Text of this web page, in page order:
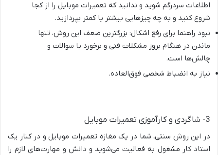
اطلاعات سردرگم شوید و ندانید که تعمیرات موبایل را از کجا
شروع کنید و به چه چیزهایی بیشتر یا کمتر بپردازید.
نبود راهنما برای رفع اشکال: بزرگترین ضعف این روش، تنها
ماندن در هنگام بروز مشکلات فنی و برخورد با سوالات و
چالش‌ها است.
نیاز به انضباط شخصی فوق‌العاده.
3- شاگردی و کارآموزی تعمیرات موبایل
در این روش سنتی، شما در یک مغازه تعمیرات موبایل و در کنار یک
استاد کار مشغول به فعالیت می‌شوید و دانش و مهارت‌های لازم را